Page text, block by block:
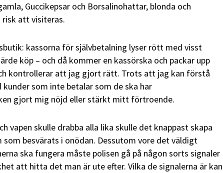
Guccikepsar och Borsalinohattar, blonda och
risk att visiteras.
kassorna för självbetalning lyser rött med visst
köp – och då kommer en kassörska och packar upp
kontrollerar att jag gjort rätt. Trots att jag kan förstå
som inte betalar som de ska har
gjort mig nöjd eller stärkt mitt förtroende.
vapen skulle drabba alla lika skulle det knappast skapa
besvärats i onödan. Dessutom vore det väldigt
ska fungera måste polisen gå på någon sorts signaler
att hitta det man är ute efter. Vilka de signalerna är kan